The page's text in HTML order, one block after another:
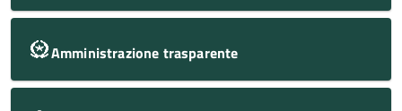
Amministrazione trasparente